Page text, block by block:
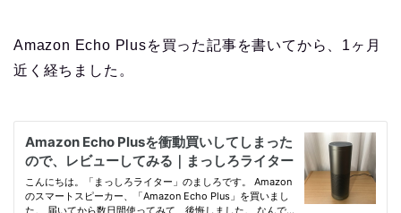
Amazon Echo Plusを買った記事を書いてから、1ヶ月
近く経ちました。